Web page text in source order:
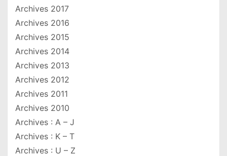
Archives 2017
Archives 2016
Archives 2015
Archives 2014
Archives 2013
Archives 2012
Archives 2011
Archives 2010
Archives : A – J
Archives : K – T
Archives : U – Z